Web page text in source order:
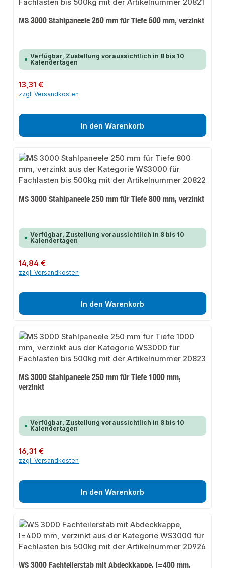
MS 3000 Stahlpaneele 250 mm für Tiefe 600 mm, verzinkt
Verfügbar, Zustellung voraussichtlich in 8 bis 10
Kalendertagen
Regulärer Preis:
13,31 €
zzgl. Versandkosten
In den Warenkorb
MS 3000 Stahlpaneele 250 mm für Tiefe 800 mm, verzinkt
Verfügbar, Zustellung voraussichtlich in 8 bis 10
Kalendertagen
Regulärer Preis:
14,84 €
zzgl. Versandkosten
In den Warenkorb
MS 3000 Stahlpaneele 250 mm für Tiefe 1000 mm,
verzinkt
Verfügbar, Zustellung voraussichtlich in 8 bis 10
Kalendertagen
Regulärer Preis:
16,31 €
zzgl. Versandkosten
In den Warenkorb
WS 3000 Fachteilerstab mit Abdeckkappe, l=400 mm,